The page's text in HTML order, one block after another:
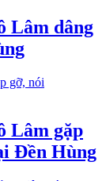
Lâm dâng
Lâm gặp
Đền Hùng